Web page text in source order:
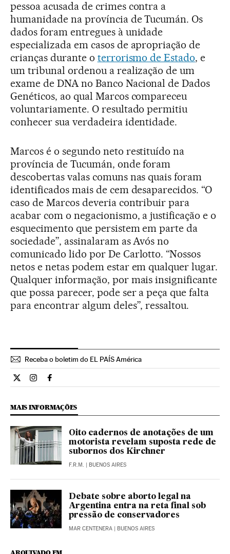
pessoa acusada de crimes contra a
humanidade na província de Tucumán. Os
dados foram entregues à unidade
especializada em casos de apropriação de
crianças durante o terrorismo de Estado, e
um tribunal ordenou a realização de um
exame de DNA no Banco Nacional de Dados
Genéticos, ao qual Marcos compareceu
voluntariamente. O resultado permitiu
conhecer sua verdadeira identidade.
Marcos é o segundo neto restituído na
província de Tucumán, onde foram
descobertas valas comuns nas quais foram
identificados mais de cem desaparecidos. “O
caso de Marcos deveria contribuir para
acabar com o negacionismo, a justificação e o
esquecimento que persistem em parte da
sociedade”, assinalaram as Avós no
comunicado lido por De Carlotto. “Nossos
netos e netas podem estar em qualquer lugar.
Qualquer informação, por mais insignificante
que possa parecer, pode ser a peça que falta
para encontrar algum deles”, ressaltou.
Receba o boletim do EL PAÍS América
Internacional El País Brasil en Twitter
Internacional El País Brasil en Instagram
Internacional El País Brasil en Facebook
MAIS INFORMAÇÕES
Oito cadernos de anotações de um
motorista revelam suposta rede de
subornos dos Kirchner
F.R.M. | BUENOS AIRES
Debate sobre aborto legal na
Argentina entra na reta final sob
pressão de conservadores
MAR CENTENERA | BUENOS AIRES